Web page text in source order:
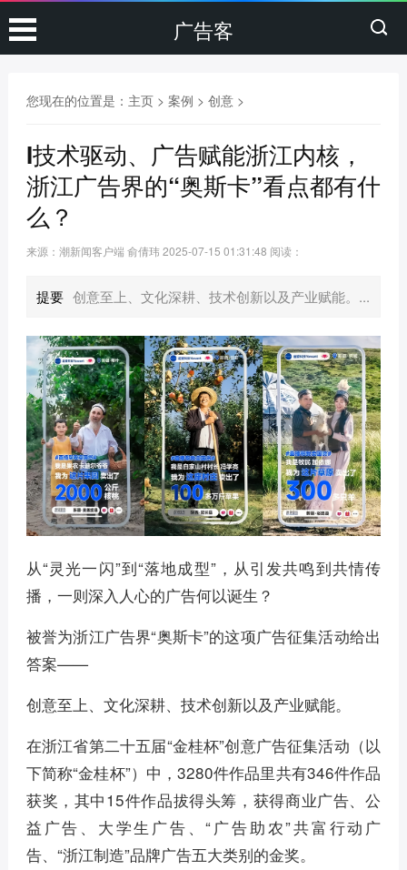
广告客
您现在的位置是： 主页> 案例 > 创意>
I技术驱动、广告赋能浙江内核，
浙江广告界的“奥斯卡”看点都有什
么？
来源：潮新闻客户端 俞倩玮2025-07-15 01:31:48 阅读：
提要 创意至上、文化深耕、技术创新以及产业赋能。...
从“灵光一闪”到“落地成型”，从引发共鸣到共情传
播，一则深入人心的广告何以诞生？
被誉为浙江广告界“奥斯卡”的这项广告征集活动给出
答案——
创意至上、文化深耕、技术创新以及产业赋能。
在浙江省第二十五届“金桂杯”创意广告征集活动（以
下简称“金桂杯”）中，3280件作品里共有346件作品
获奖，其中15件作品拔得头筹，获得商业广告、公
益广告、大学生广告、“广告助农”共富行动广
告、“浙江制造”品牌广告五大类别的金奖。